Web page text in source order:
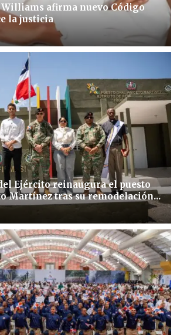
afirma nuevo Código
la justicia
Ejército reinaugura el puesto
Martínez tras su remodelación...